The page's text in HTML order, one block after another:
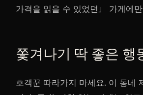
가격을 읽을 수 있었던」 가게에
쫓겨나기 딱 좋은 행
호객꾼 따라가지 마세요. 이 동네